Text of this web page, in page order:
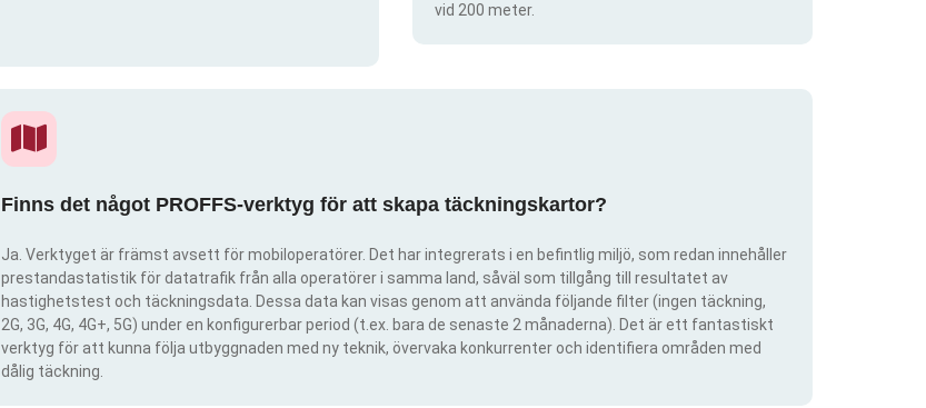
vid 200 meter.
Finns det något PROFFS-verktyg för att skapa täckningskartor?
Ja. Verktyget är främst avsett för mobiloperatörer. Det har integrerats i en befintlig miljö, som redan innehåller
prestandastatistik för datatrafik från alla operatörer i samma land, såväl som tillgång till resultatet av
hastighetstest och täckningsdata. Dessa data kan visas genom att använda följande filter (ingen täckning,
2G, 3G, 4G, 4G+, 5G) under en konfigurerbar period (t.ex. bara de senaste 2 månaderna). Det är ett fantastiskt
verktyg för att kunna följa utbyggnaden med ny teknik, övervaka konkurrenter och identifiera områden med
dålig täckning.